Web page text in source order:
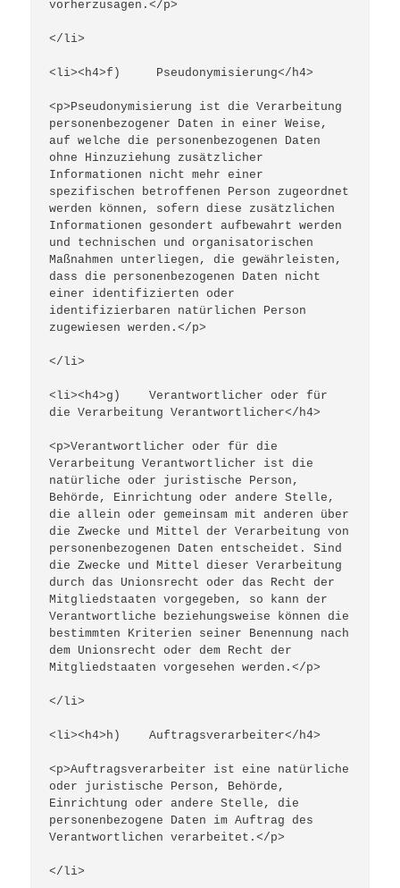
vorherzusagen.</p>
</li>
<li><h4>f)     Pseudonymisierung</h4>
<p>Pseudonymisierung ist die Verarbeitung
personenbezogener Daten in einer Weise,
auf welche die personenbezogenen Daten
ohne Hinzuziehung zusätzlicher
Informationen nicht mehr einer
spezifischen betroffenen Person zugeordnet
werden können, sofern diese zusätzlichen
Informationen gesondert aufbewahrt werden
und technischen und organisatorischen
Maßnahmen unterliegen, die gewährleisten,
dass die personenbezogenen Daten nicht
einer identifizierten oder
identifizierbaren natürlichen Person
zugewiesen werden.</p>
</li>
<li><h4>g)    Verantwortlicher oder für
die Verarbeitung Verantwortlicher</h4>
<p>Verantwortlicher oder für die
Verarbeitung Verantwortlicher ist die
natürliche oder juristische Person,
Behörde, Einrichtung oder andere Stelle,
die allein oder gemeinsam mit anderen über
die Zwecke und Mittel der Verarbeitung von
personenbezogenen Daten entscheidet. Sind
die Zwecke und Mittel dieser Verarbeitung
durch das Unionsrecht oder das Recht der
Mitgliedstaaten vorgegeben, so kann der
Verantwortliche beziehungsweise können die
bestimmten Kriterien seiner Benennung nach
dem Unionsrecht oder dem Recht der
Mitgliedstaaten vorgesehen werden.</p>
</li>
<li><h4>h)    Auftragsverarbeiter</h4>
<p>Auftragsverarbeiter ist eine natürliche
oder juristische Person, Behörde,
Einrichtung oder andere Stelle, die
personenbezogene Daten im Auftrag des
Verantwortlichen verarbeitet.</p>
</li>